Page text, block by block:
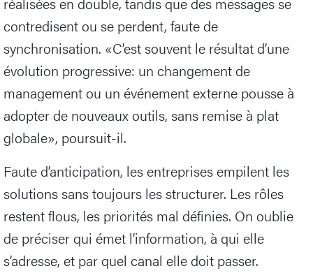
contredisent ou se perdent, faute de
synchronisation. «C’est souvent le résultat d’une
évolution progressive: un changement de
management ou un événement externe pousse à
adopter de nouveaux outils, sans remise à plat
globale», poursuit-il.
Faute d’anticipation, les entreprises empilent les
solutions sans toujours les structurer. Les rôles
restent flous, les priorités mal définies. On oublie
de préciser qui émet l’information, à qui elle
s’adresse, et par quel canal elle doit passer.